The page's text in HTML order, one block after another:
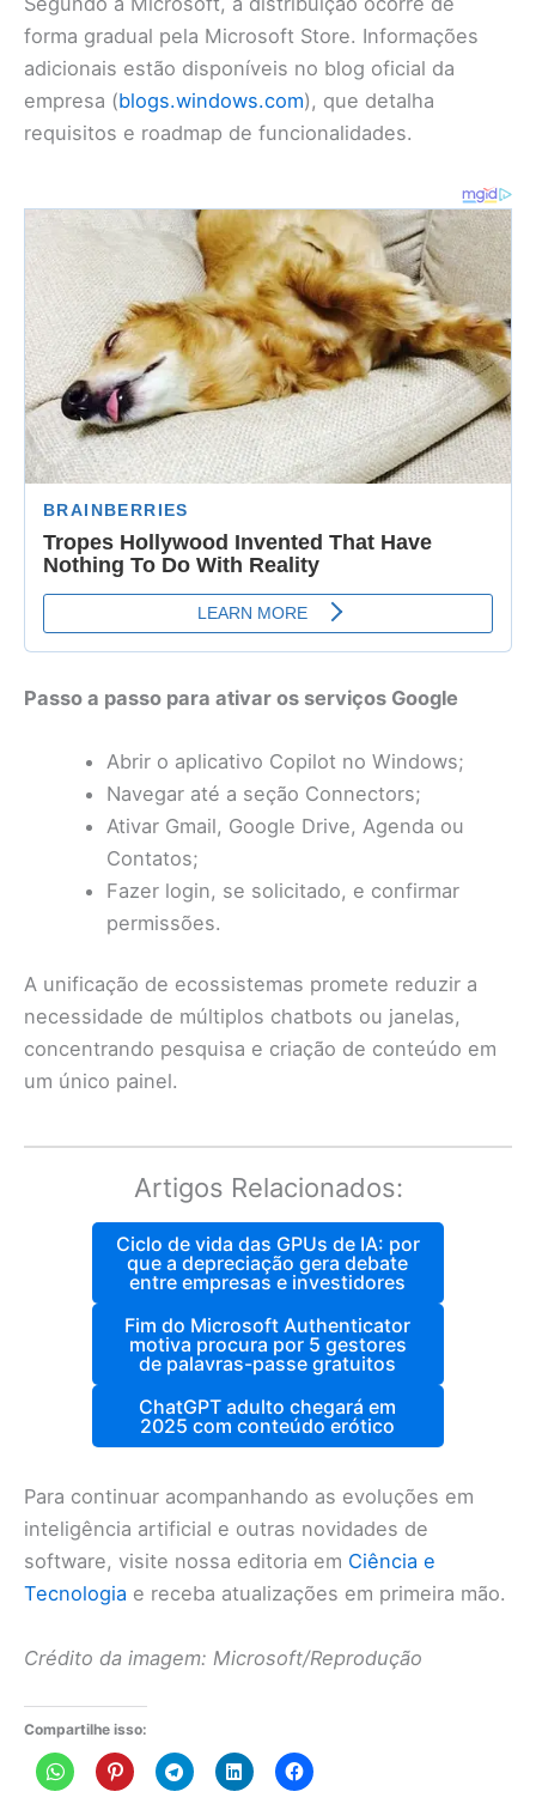
forma gradual pela Microsoft Store. Informações
adicionais estão disponíveis no blog oficial da
empresa (blogs.windows.com), que detalha
requisitos e roadmap de funcionalidades.
Passo a passo para ativar os serviços Google
Abrir o aplicativo Copilot no Windows;
Navegar até a seção Connectors;
Ativar Gmail, Google Drive, Agenda ou
Contatos;
Fazer login, se solicitado, e confirmar
permissões.
A unificação de ecossistemas promete reduzir a
necessidade de múltiplos chatbots ou janelas,
concentrando pesquisa e criação de conteúdo em
um único painel.
Artigos Relacionados:
Ciclo de vida das GPUs de IA: por
que a depreciação gera debate
entre empresas e investidores
Fim do Microsoft Authenticator
motiva procura por 5 gestores
de palavras-passe gratuitos
ChatGPT adulto chegará em
2025 com conteúdo erótico
Para continuar acompanhando as evoluções em
inteligência artificial e outras novidades de
software, visite nossa editoria em Ciência e
Tecnologia e receba atualizações em primeira mão.
Crédito da imagem: Microsoft/Reprodução
Compartilhe isso: